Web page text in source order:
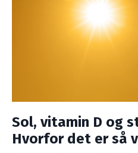
Sol, vitamin D og
Hvorfor det er så